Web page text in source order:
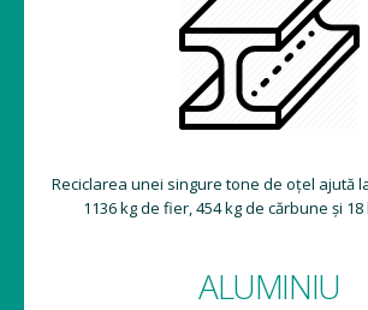
Reciclarea unei singure tone de oțel ajută
1136 kg de fier, 454 kg de cărbune și
ALUMINIU